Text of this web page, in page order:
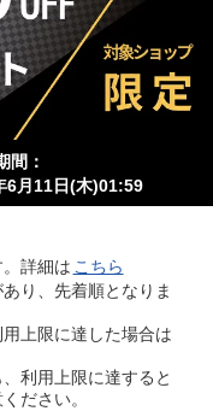
間：
6月11日(木)01:59
詳細は こちら
り、先着順となりま
上限に達した場合は
利用上限に達すると
ださい。